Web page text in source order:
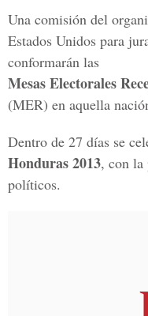
Una comisión del
Estados Unidos para
conformarán las
Mesas Electorales
(MER) en aquella
Dentro de 27 días se
Honduras 2013, con la
políticos.